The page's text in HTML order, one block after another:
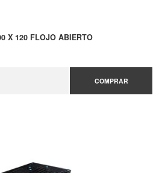
X 120 FLOJO ABIERTO
COMPRAR